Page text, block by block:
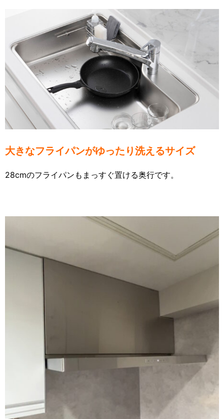
大きなフライパンがゆったり洗えるサイズ
28cmのフライパンもまっすぐ置ける奥行です。